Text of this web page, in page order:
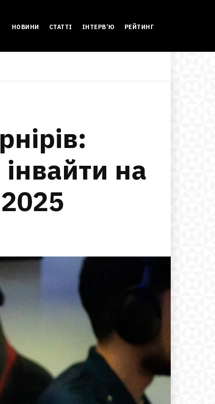
НОВИНИ СТАТТІ ІНТЕРВ’Ю РЕЙТИНГ
на